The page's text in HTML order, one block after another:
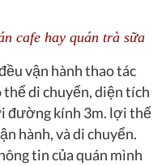
cafe hay quán trà sữa
vận hành thao tác
thể di chuyển, diện tích
đường kính 3m. lợi thế
hành, và di chuyển.
tin của quán mình